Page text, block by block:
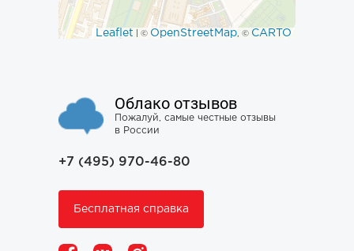
Leaflet | © OpenStreetMap, © CARTO
Облако отзывов
Пожалуй, самые честные отзывы
в России
+7 (495) 970-46-80
Бесплатная справка